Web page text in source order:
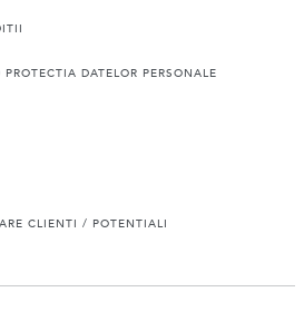
DATELOR PERSONALE
CLIENTI / POTENTIALI